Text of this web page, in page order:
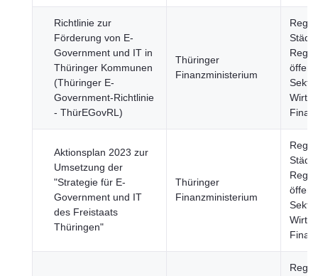
Richtlinie zur
Förderung von E-
Government und IT in
Thüringer Kommunen
(Thüringer E-
Government-Richtlinie
- ThürEGovRL)
Thüringer
Finanzministerium
Aktionsplan 2023 zur
Umsetzung der
"Strategie für E-
Government und IT
des Freistaats
Thüringen"
Thüringer
Finanzministerium